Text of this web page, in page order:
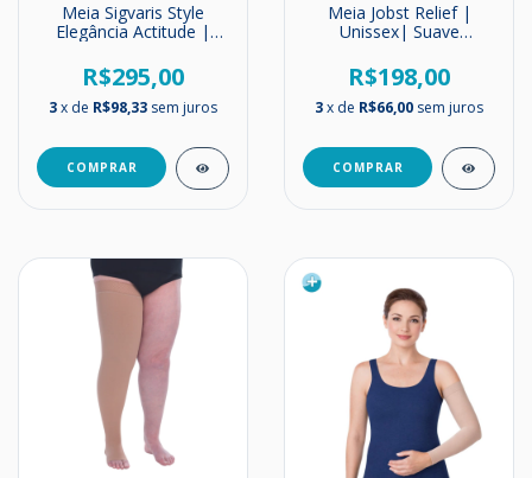
Meia Sigvaris Style
Elegância Actitude |
| Média Compressão |
20-30 mmHg
R$295,00
3x de R$98,33 sem juros
COMPRAR
Meia Jobst Relief |
Unissex| Suave
mmHg | Até o Joelho
R$198,00
3x de R$66,00 sem juros
COMPRAR